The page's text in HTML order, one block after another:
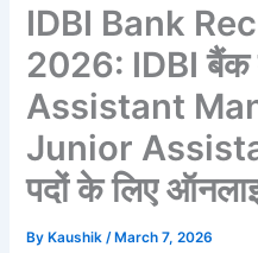
IDBI Bank
2026: IDBI बैंक
Assistant
Junior
पदों के लिए
By Kaushik/ March 7, 2026